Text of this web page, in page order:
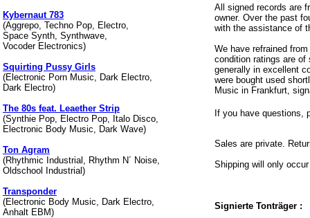
Kybernaut 783
(Aggrepo, Techno Pop, Electro,
Space Synth, Synthwave,
Vocoder Electronics)
Squirting Pussy Girls
(Electronic Porn Music, Dark Electro,
Dark Electro)
The 80s feat. Leaether Strip
(Synthie Pop, Electro Pop, Italo Disco,
Electronic Body Music, Dark Wave)
Ton Agram
(Rhythmic Industrial, Rhythm N´ Noise,
Oldschool Industrial)
Transponder
(Electronic Body Music, Dark Electro,
Anhalt EBM)
All signed records are
owner. Over the past
with the assistance of
We have refrained
condition ratings are of
generally in excellent
were bought used
Music in Frankfurt,
If you have questions,
Sales are private.
Shipping will only
Signierte Tonträger :